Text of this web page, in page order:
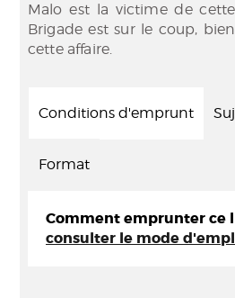
Malo est la victime de
Brigade est sur le coup,
cette affaire.
Conditions d'emprunt
Format
Comment emprunter ce
consulter le mode